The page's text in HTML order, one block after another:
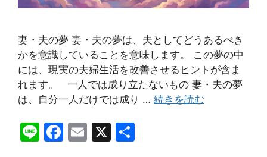
妻・夫の夢 妻・夫の夢は、夫としてどうあるべき
かを意識していることを意味します。 この夢の中
には、現実の夫婦生活を改善させるヒントが含ま
れます。 一人では成り立たないもの 妻・夫の夢
は、自分一人だけでは成り … 続きを読む
Li F
E
X